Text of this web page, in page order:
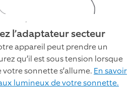
l’adaptateur secteur
appareil peut prendre un
qu’il est sous tension lorsque
votre sonnette s’allume. En savoir
lumineux de votre sonnette.